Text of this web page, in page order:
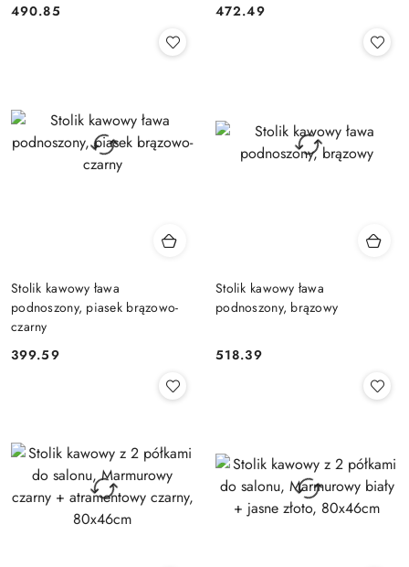
Cena:
490.85 Cena:
472.49
Stolik kawowy ława
podnoszony, piasek brązowo-
czarny
Cena:
399.59
Stolik kawowy ława
podnoszony, brązowy
Cena:
518.39